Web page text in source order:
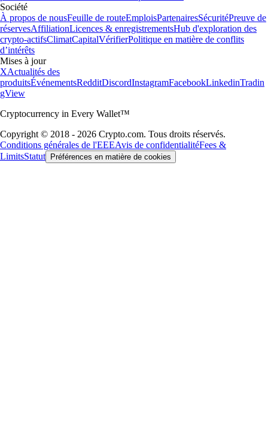
Société
À propos de nousFeuille de routeEmploisPartenairesSécuritéPreuve de
réservesAffiliationLicences & enregistrementsHub d'exploration des
crypto-actifsClimatCapitalVérifierPolitique en matière de conflits
d’intérêts
Mises à jour
XActualités des
produitsÉvénementsRedditDiscordInstagramFacebookLinkedinTradin
gView
Cryptocurrency in Every Wallet™
Copyright © 2018 - 2026 Crypto.com. Tous droits réservés.
Conditions générales de l'EEEAvis de confidentialitéFees &
LimitsStatut Préférences en matière de cookies